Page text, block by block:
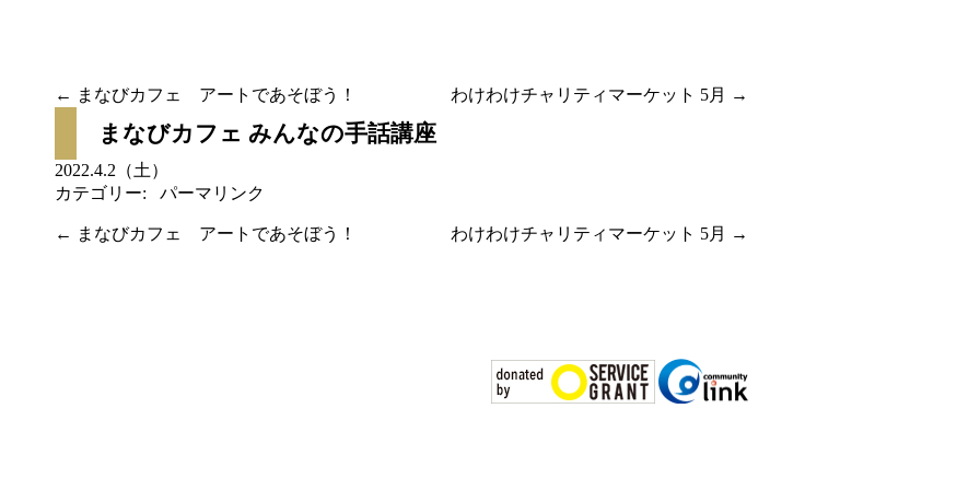
投稿ナビゲーション
← まなびカフェ アートであそぼう！ わけわけチャリティマーケット 5月 →
まなびカフェ みんなの手話講座
2022.4.2（土）
カテゴリー: パーマリンク
← まなびカフェ アートであそぼう！ わけわけチャリティマーケット 5月 →